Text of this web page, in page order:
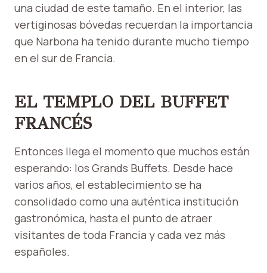
una ciudad de este tamaño. En el interior, las
vertiginosas bóvedas recuerdan la importancia
que Narbona ha tenido durante mucho tiempo
en el sur de Francia.
EL TEMPLO DEL BUFFET
FRANCÉS
Entonces llega el momento que muchos están
esperando: los Grands Buffets. Desde hace
varios años, el establecimiento se ha
consolidado como una auténtica institución
gastronómica, hasta el punto de atraer
visitantes de toda Francia y cada vez más
españoles.